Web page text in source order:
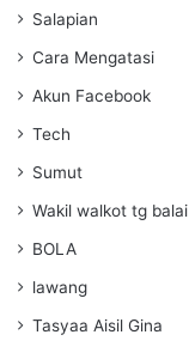
Salapian
Cara Mengatasi
Akun Facebook
Tech
Sumut
Wakil walkot tg balai
BOLA
lawang
Tasyaa Aisil Gina